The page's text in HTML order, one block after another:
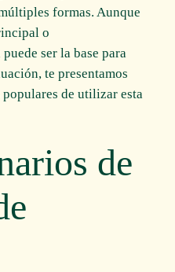
formas. Aunque
o
ser la base para
te presentamos
de utilizar esta
de